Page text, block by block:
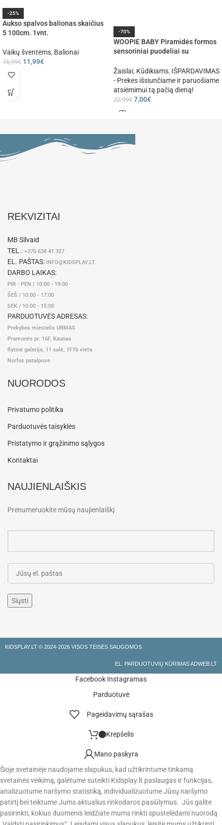
-25%
Aukso spalvos balionas skaičius
5 100cm. 1vnt.
Vaikų šventėms, Balionai
15,99€ 11,99€
-70%
WOOPIE BABY Piramidės formos
sensoriniai puodeliai su
Žaislai, Kūdikiams, IŠPARDAVIMAS
- Prekes išsiunčiame ir paruošiame
atsiėmimui tą pačią dieną!
22,99€ 7,00€
REKVIZITAI
MB Silvaid
TEL.: +370 638 41 327
EL. PAŠTAS: INFO@KIDSPLAY.LT
DARBO LAIKAS:
PIR - PEN / 10:00 - 19:00
ŠEŠ / 10:00 - 17:00
SEK / 10:00 - 15:00
PARDUOTUVĖS ADRESAS:
Prekybos miestelis URMAS
Pramonės pr. 16F, Kaunas
Rytinė galerija, 11 salė, 1F1b vieta
Norfos patalpose
NUORODOS
Privatumo politika
Parduotuvės taisyklės
Pristatymo ir grąžinimo sąlygos
Kontaktai
NAUJIENLAIŠKIS
Prenumeruokite mūsų naujienlaiškį
KIDSPLAY.LT © 2024-2026 VISOS TEISĖS SAUGOMOS.
EL. PARDUOTUVIŲ KŪRIMAS ADWEB.LT
Facebook Instagramas
Parduotuvė
Pageidavimų sąrašas
Krepšelis
Mano paskyra
Šioje svetainėje naudojame slapukus, kad užtikrintume tinkamą
svetainės veikimą, galėtume suteikti Kidsplay.lt paslaugas ir funkcijas,
analizuotume naršymo statistiką, individualizuotume Jūsų naršymo
patirtį bei teiktume Jums aktualius rinkodaros pasiūlymus. Jūs galite
pasirinkti, kokius duomenis leidžiate mums rinkti spustelėdami nuorodą